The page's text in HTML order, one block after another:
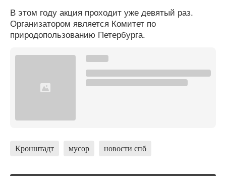
В этом году акция проходит уже девятый раз.
Организатором является Комитет по
природопользованию Петербурга.
Кронштадт мусор новости спб